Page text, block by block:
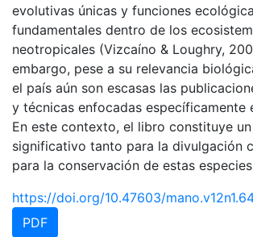
evolutivas únicas y funciones
fundamentales dentro de los
neotropicales (Vizcaíno & Loughry,
embargo, pese a su relevancia
el país aún son escasas las
y técnicas enfocadas específicamente
En este contexto, el libro constituye
significativo tanto para la divulgación
para la conservación de estas
https://doi.org/10.47603/
PDF